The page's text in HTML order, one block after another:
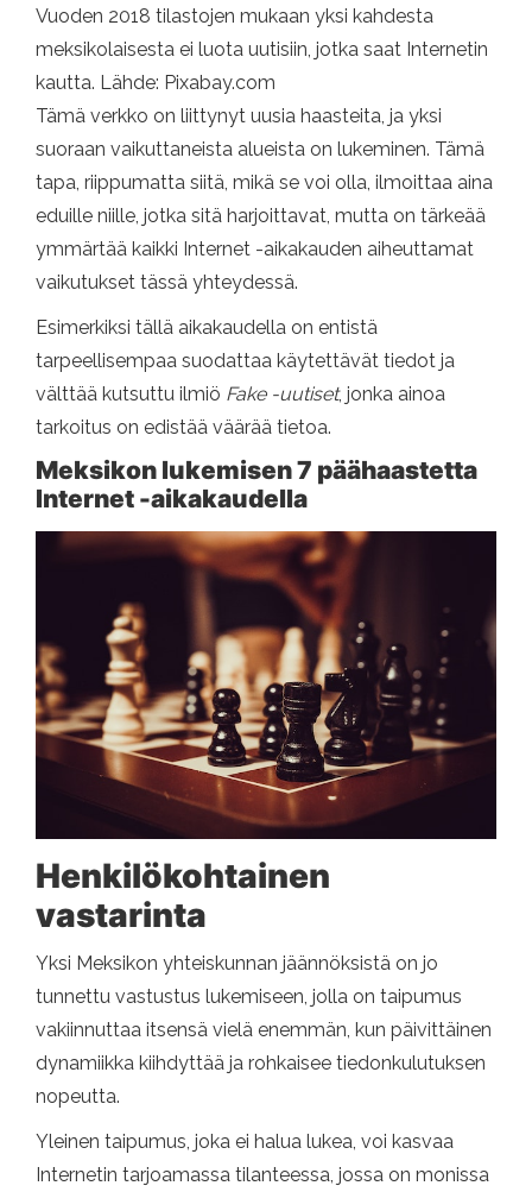
Vuoden 2018 tilastojen mukaan yksi kahdesta
meksikolaisesta ei luota uutisiin, jotka saat Internetin
kautta. Lähde: Pixabay.com
Tämä verkko on liittynyt uusia haasteita, ja yksi
suoraan vaikuttaneista alueista on lukeminen. Tämä
tapa, riippumatta siitä, mikä se voi olla, ilmoittaa aina
eduille niille, jotka sitä harjoittavat, mutta on tärkeää
ymmärtää kaikki Internet -aikakauden aiheuttamat
vaikutukset tässä yhteydessä.
Esimerkiksi tällä aikakaudella on entistä
tarpeellisempaa suodattaa käytettävät tiedot ja
välttää kutsuttu ilmiö Fake -uutiset, jonka ainoa
tarkoitus on edistää väärää tietoa.
Meksikon lukemisen 7 päähaastetta
Internet -aikakaudella
Henkilökohtainen
vastarinta
Yksi Meksikon yhteiskunnan jäännöksistä on jo
tunnettu vastustus lukemiseen, jolla on taipumus
vakiinnuttaa itsensä vielä enemmän, kun päivittäinen
dynamiikka kiihdyttää ja rohkaisee tiedonkulutuksen
nopeutta.
Yleinen taipumus, joka ei halua lukea, voi kasvaa
Internetin tarjoamassa tilanteessa, jossa on monissa